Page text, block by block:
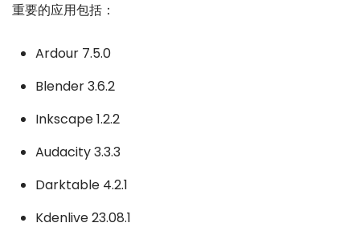
重要的应用包括：
Ardour 7.5.0
Blender 3.6.2
Inkscape 1.2.2
Audacity 3.3.3
Darktable 4.2.1
Kdenlive 23.08.1